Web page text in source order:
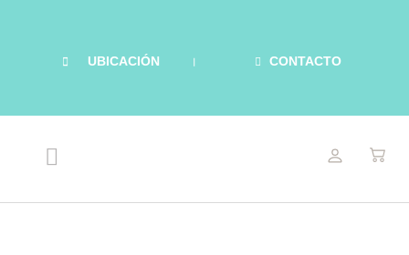
UBICACIÓN CONTACTO
Menu